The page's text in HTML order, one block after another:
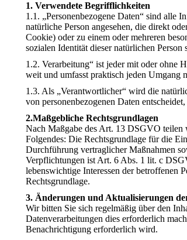
1. Verwendete Begrifflichkeiten
1.1. „Personenbezogene Daten“ sind alle
natürliche Person angesehen, die direkt
Cookie) oder zu einem oder mehreren
sozialen Identität dieser natürlichen Person
1.2. Verarbeitung“ ist jeder mit oder ohne
weit und umfasst praktisch jeden Umgang
1.3. Als „Verantwortlicher“ wird die
von personenbezogenen Daten
2.Maßgebliche Rechtsgrundlagen
Nach Maßgabe des Art. 13 DSGVO teilen
Folgendes: Die Rechtsgrundlage für die
Durchführung vertraglicher Maßnahmen
Verpflichtungen ist Art. 6 Abs. 1 lit. c
lebenswichtige Interessen der betroffenen
Rechtsgrundlage.
3. Änderungen und Aktualisierungen
Wir bitten Sie sich regelmäßig über den
Datenverarbeitungen dies erforderlich
Benachrichtigung erforderlich wird.